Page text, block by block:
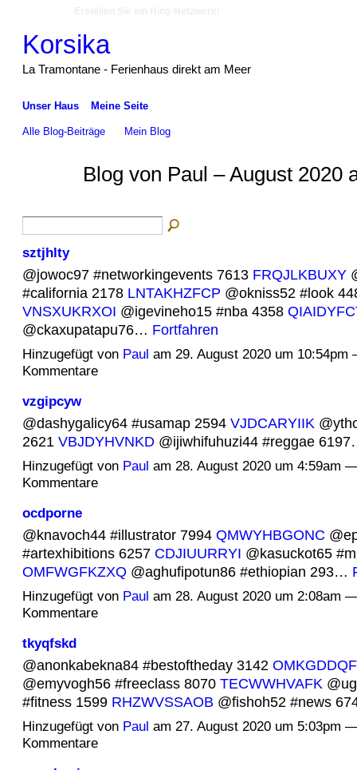
Korsika
La Tramontane - Ferienhaus direkt am Meer
Unser Haus Meine Seite
Alle Blog-Beiträge Mein Blog
Blog von Paul – August 2020
sztjhlty
@jowoc97 #networkingevents 7613 FRQJLKBUXY
#california 2178 LNTAKHZFCP @okniss52 #look
VNSXUKRXOI @igevineho15 #nba 4358
@ckaxupatapu76… Fortfahren
Hinzugefügt von Paul am 29. August 2020 um 10:54pm
Kommentare
vzgipcyw
@dashygalicy64 #usamap 2594 VJDCARYIIK
2621 VBJDYHVNKD@ijiwhifuhuzi44 #reggae
Hinzugefügt von Paul am 28. August 2020 um 4:59am
Kommentare
ocdporne
@knavoch44 #illustrator 7994 QMWYHBGONC
#artexhibitions 6257 CDJIUURRYI @kasuckot65
OMFWGFKZXQ@aghufipotun86 #ethiopian 293…
Hinzugefügt von Paul am 28. August 2020 um 2:08am
Kommentare
tkyqfskd
@anonkabekna84 #bestoftheday 3142
@emyvogh56 #freeclass 8070 TECWWHVAFK
#fitness 1599 RHZWVSSAOB @fishoh52 #news
Hinzugefügt von Paul am 27. August 2020 um 5:03pm
Kommentare